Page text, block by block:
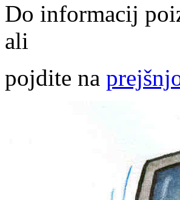
Do informacij
ali
pojdite na